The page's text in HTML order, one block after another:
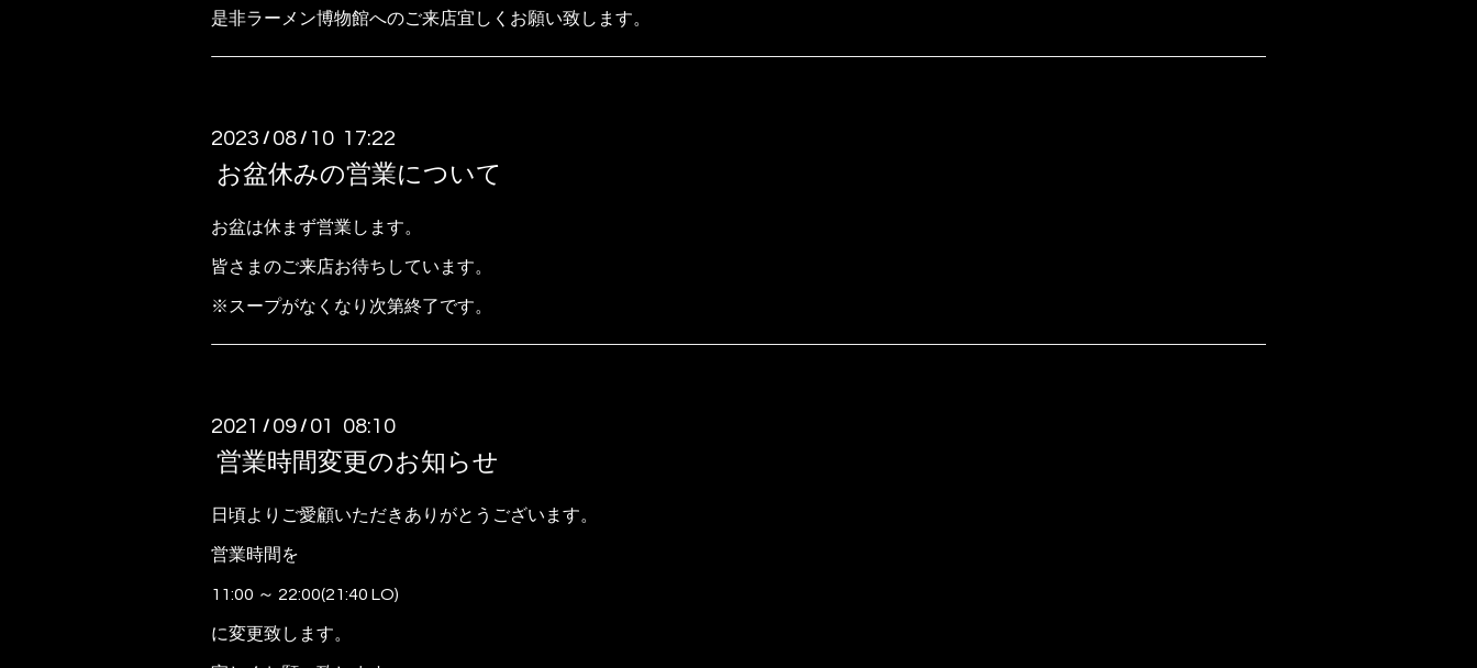
是非ラーメン博物館へのご来店宜しくお願い致します。
2023 / 08 / 10 17:22
お盆休みの営業について
お盆は休まず営業します。
皆さまのご来店お待ちしています。
※スープがなくなり次第終了です。
2021 / 09 / 01 08:10
営業時間変更のお知らせ
日頃よりご愛顧いただきありがとうございます。
営業時間を
11:00 ～ 22:00(21:40 LO)
に変更致します。